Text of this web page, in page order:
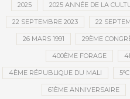
2025 2025 ANNÉE DE LA
22 SEPTEMBRE 2023 22
26 MARS 1991 29ÈME
400ÈME FORAGE
4ÈME RÉPUBLIQUE DU MALI 5°C
61ÈME ANNIVERSAIRE